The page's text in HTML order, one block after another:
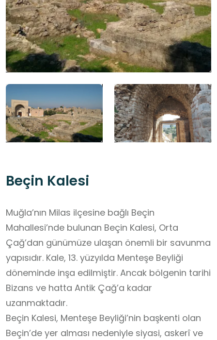
Beçin Kalesi
Muğla’nın Milas ilçesine bağlı Beçin
Mahallesi’nde bulunan Beçin Kalesi, Orta
Çağ’dan günümüze ulaşan önemli bir savunma
yapısıdır. Kale, 13. yüzyılda Menteşe Beyliği
döneminde inşa edilmiştir. Ancak bölgenin tarihi
Bizans ve hatta Antik Çağ’a kadar
uzanmaktadır.
Beçin Kalesi, Menteşe Beyliği’nin başkenti olan
Beçin’de yer alması nedeniyle siyasi, askerî ve